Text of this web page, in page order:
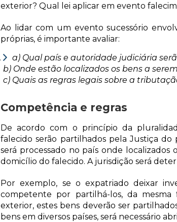
exterior? Qual lei aplicar em evento
Ao lidar com um evento sucessório
próprias, é importante avaliar:
a) Qual país e autoridade judiciária
b) Onde estão localizados os bens a
c) Quais as regras legais sobre a
Competência e regras
De acordo com o princípio da
falecido serão partilhados pela Justiça
será processado no país onde
domicílio do falecido. A jurisdição será
Por exemplo, se o expatriado deixar
competente por partilhá-los, da mesma
exterior, estes bens deverão ser
bens em diversos países, será necessário